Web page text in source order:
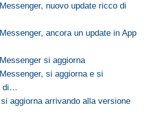
nuovo update ricco di
ancora un update in App
si aggiorna
si aggiorna e si
di…
aggiorna arrivando alla versione